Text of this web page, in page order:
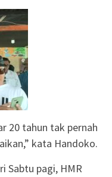
20 tahun tak pernah
kata Handoko.
Sabtu pagi, HMR